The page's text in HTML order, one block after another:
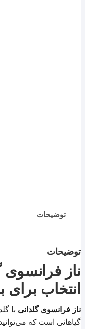
توضیحات
توضیحات
ناز فرانسوی
انتخاب برای
ناز فرانسوی گلدانی
گیاهانی است که